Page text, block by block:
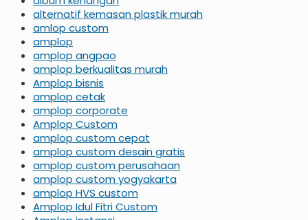
alternatif kemasan plastik murah
amlop custom
amplop
amplop angpao
amplop berkualitas murah
Amplop bisnis
amplop cetak
amplop corporate
Amplop Custom
amplop custom cepat
amplop custom desain gratis
amplop custom perusahaan
amplop custom yogyakarta
amplop HVS custom
Amplop Idul Fitri Custom